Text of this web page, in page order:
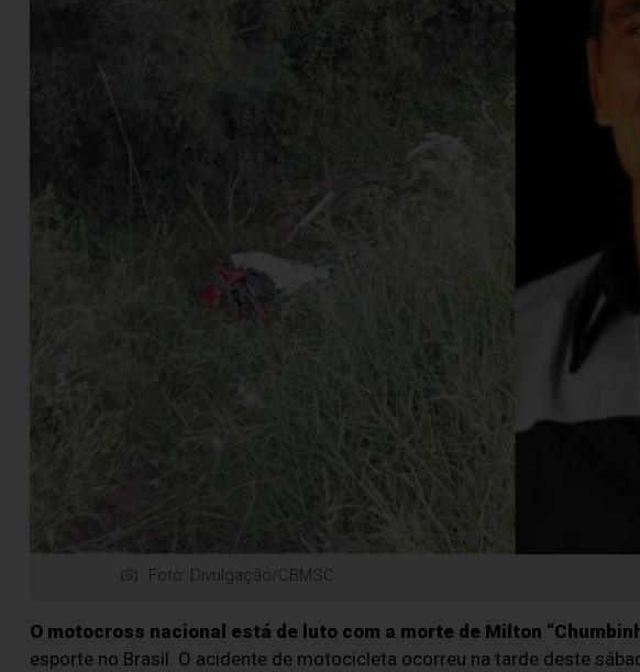
Foto: Divulgação/CBMSC
O motocross nacional está de luto com a morte de Milton
esporte no Brasil. O acidente de motocicleta ocorreu na tarde deste